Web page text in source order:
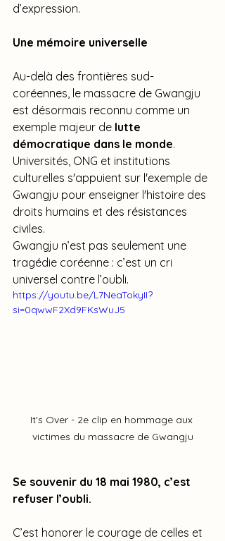
d’expression.
Une mémoire universelle
Au-delà des frontières sud-
coréennes, le massacre de Gwangju
est désormais reconnu comme un
exemple majeur de lutte
démocratique dans le monde.
Universités, ONG et institutions
culturelles s'appuient sur l'exemple de
Gwangju pour enseigner l'histoire des
droits humains et des résistances
civiles.
Gwangju n’est pas seulement une
tragédie coréenne : c’est un cri
universel contre l’oubli.
https://youtu.be/L7NeaTokyII?
si=0qwwF2Xd9FKsWuJ5
It's Over - 2e clip en hommage aux
victimes du massacre de Gwangju
Se souvenir du 18 mai 1980, c’est
refuser l’oubli.
C’est honorer le courage de celles et